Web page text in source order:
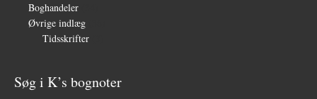
Boghandeler
Øvrige indlæg
Tidsskrifter
Søg i K’s bognoter